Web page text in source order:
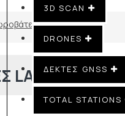
3D SCAN
DRONES
ΔΕΚΤΕΣ GNSS
TOTAL STATIONS
Laser
LASER